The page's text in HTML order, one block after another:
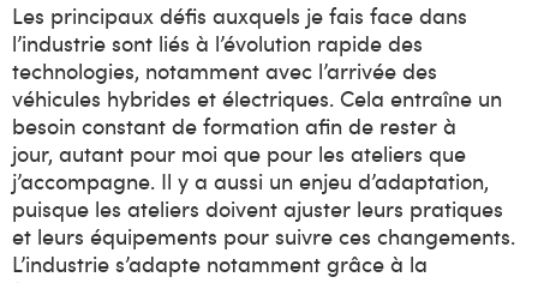
Les principaux défis auxquels je fais face dans
l’industrie sont liés à l’évolution rapide des
technologies, notamment avec l’arrivée des
véhicules hybrides et électriques. Cela entraîne un
besoin constant de formation afin de rester à
jour, autant pour moi que pour les ateliers que
j’accompagne. Il y a aussi un enjeu d’adaptation,
puisque les ateliers doivent ajuster leurs pratiques
et leurs équipements pour suivre ces changements.
L’industrie s’adapte notamment grâce à la